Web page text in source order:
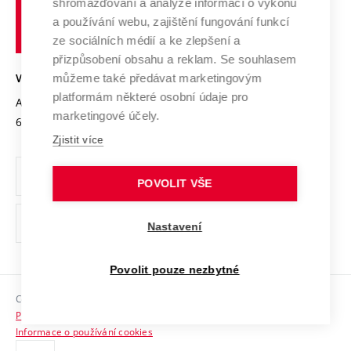
Transfer znalostí
Open Science
Projekty
Projekty ze strukturálních fondů
Specifický výzkum
Služby univerzity
Mezinárodní dohody
Univerzitní sítě
Udržitelná univerzita
Podnikavá univerzita / ContriBUTe
Bezpečná univerzita
Vyznamenání
Organizační struktura
Ochrana osobních údajů
odkaz)
Sociální bezpečí
HR Award
učení
technické
VYSOKÉ UČENÍ TECHNICKÉ V BRNĚ
Antonínská 548/1
602 00 Brno
www.vut.cz
vut@vutbr.cz
Copyright © 2026 VUT
Prohlášení o přístupnosti
Informace o používání cookies
shromažďování a analýze informací o výkonu
a používání webu, zajištění fungování funkcí
ze sociálních médií a ke zlepšení a
přizpůsobení obsahu a reklam. Se souhlasem
můžeme také předávat marketingovým
platformám některé osobní údaje pro
marketingové účely.
Zjistit více
POVOLIT VŠE
Nastavení
Povolit pouze nezbytné